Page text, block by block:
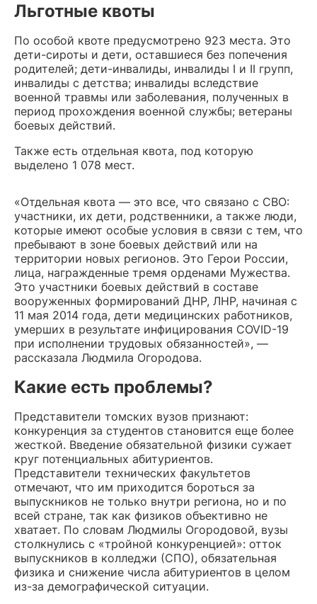
Льготные квоты
По особой квоте предусмотрено 923 места. Это
дети-сироты и дети, оставшиеся без попечения
родителей; дети-инвалиды, инвалиды I и II групп,
инвалиды с детства; инвалиды вследствие
военной травмы или заболевания, полученных в
период прохождения военной службы; ветераны
боевых действий.
Также есть отдельная квота, под которую
выделено 1 078 мест.
«Отдельная квота — это все, что связано с СВО:
участники, их дети, родственники, а также люди,
которые имеют особые условия в связи с тем, что
пребывают в зоне боевых действий или на
территории новых регионов. Это Герои России,
лица, награжденные тремя орденами Мужества.
Это участники боевых действий в составе
вооруженных формирований ДНР, ЛНР, начиная с
11 мая 2014 года, дети медицинских работников,
умерших в результате инфицирования COVID-19
при исполнении трудовых обязанностей», —
рассказала Людмила Огородова.
Какие есть проблемы?
Представители томских вузов признают:
конкуренция за студентов становится еще более
жесткой. Введение обязательной физики сужает
круг потенциальных абитуриентов.
Представители технических факультетов
отмечают, что им приходится бороться за
выпускников не только внутри региона, но и по
всей стране, так как физиков объективно не
хватает. По словам Людмилы Огородовой, вузы
столкнулись с «тройной конкуренцией»: отток
выпускников в колледжи (СПО), обязательная
физика и снижение числа абитуриентов в целом
из-за демографической ситуации.